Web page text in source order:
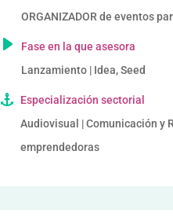
ORGANIZADOR de eventos
Fase en la que asesora
Lanzamiento | Idea, Seed
Especialización sectorial
Audiovisual | Comunicación y
emprendedoras